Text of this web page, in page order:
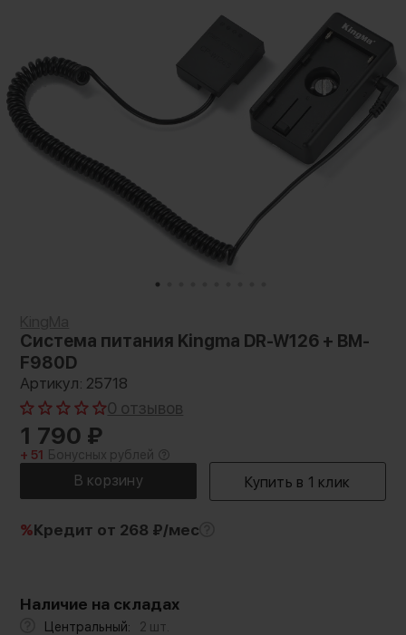
Система питания Kingma DR-W126 + BM-
F980D
Артикул: 25718
0 отзывов
1 790 ₽
+ 51 Бонусных рублей
%Кредит от 268 ₽/мес
Наличие на складах
Центральный: 2 шт.